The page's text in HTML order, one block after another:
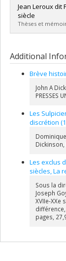
Graduate :
Cycle :
Grade :M.A.
Lien vers le
Jean Leroux dit
siècle
Thèses et
Cycle :Master's
Grade :M.A.
Lien vers le
Additional
Brève
John A
PRESSES
Les
discrétion
Dickinson,
Les exclus
siècles, La
Sous la
Joseph
XVIIe-
pages,